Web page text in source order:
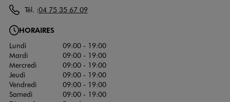
Tél. :04 75 35 67 09
HORAIRES
Lundi
09:00 - 19:00
Mardi
09:00 - 19:00
Mercredi
09:00 - 19:00
Jeudi
09:00 - 19:00
Vendredi
09:00 - 19:00
Samedi
09:00 - 19:00